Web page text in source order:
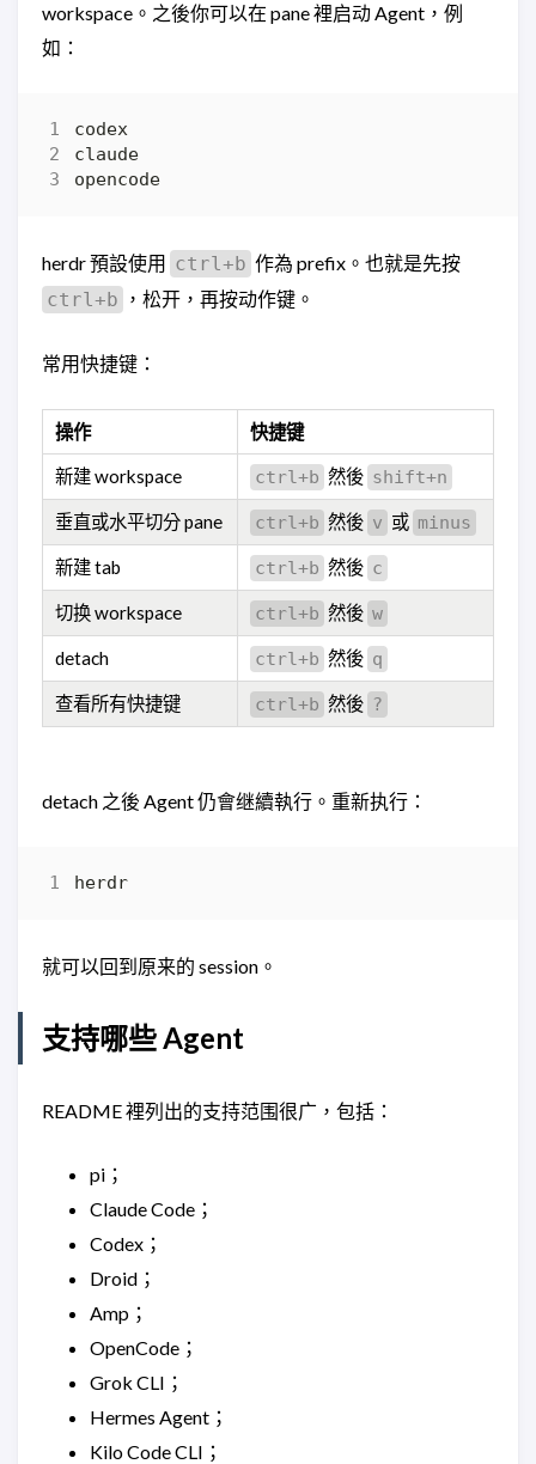
workspace。之後你可以在 pane 裡启动 Agent，例
如：
herdr 預設使用 ctrl+b 作為 prefix。也就是先按
ctrl+b ，松开，再按动作键。
常用快捷键：
操作 快捷键
新建 workspace ctrl+b 然後 shift+n
垂直或水平切分 pane ctrl+b 然後 v 或 minus
新建 tab ctrl+b 然後 c
切换 workspace ctrl+b 然後 w
detach ctrl+b 然後 q
查看所有快捷键 ctrl+b 然後 ?
detach 之後 Agent 仍會继續執行。重新执行：
就可以回到原来的 session。
支持哪些 Agent
README 裡列出的支持范围很广，包括：
pi；
Claude Code；
Codex；
Droid；
Amp；
OpenCode；
Grok CLI；
Hermes Agent；
Kilo Code CLI；